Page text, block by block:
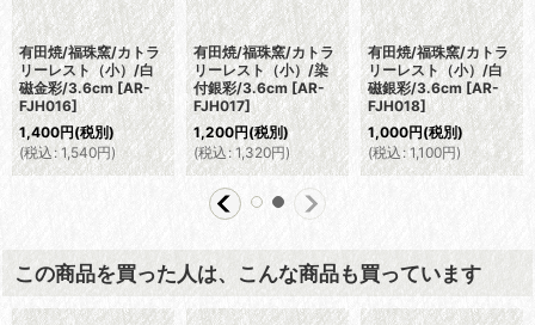
有田焼/福珠窯/カトラ
リーレスト（小）/白
磁金彩/3.6cm [AR-
FJH016]
1,400円(税別)
(税込: 1,540円)
有田焼/福珠窯/カトラ
リーレスト（小）/染
付銀彩/3.6cm [AR-
FJH017]
1,200円(税別)
(税込 : 1,320円)
有田焼/福珠窯/カトラ
リーレスト（小）/白
磁銀彩/3.6cm [AR-
FJH018]
1,000円(税別)
(税込: 1,100円)
この商品を買った人は、こんな商品も買っています